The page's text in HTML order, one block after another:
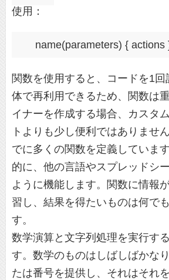
使用：
name(parameters) { actions
関数を使用すると、コードを1
体で再利用できるため、関数は
イナーを作成する場合、カスタ
トよりも少し便利ではありません
でに多くの関数を定義していま
的に、他の言語やスプレッドシ
ように機能します。関数に情報
習し、結果を得たいものは何で
す。
数学演算と文字列処理を実行す
す。数学のものはしばしばかな
たは番号を提供し、それはそれ